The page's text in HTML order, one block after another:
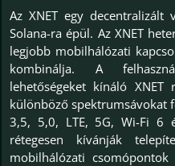
Az XNET egy
Solana-ra épül. Az XNET
legjobb mobilhálózati
kombinálja. A
lehetőségeket kínáló
különböző spektrumsávokat
3,5, 5,0, LTE, 5G, Wi-Fi 6
rétegesen kívánják
mobilhálózati